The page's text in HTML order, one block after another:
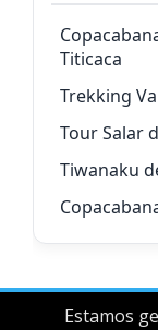
Titicaca
Trekking
Tour Salar
Tiwanaku
Estamos